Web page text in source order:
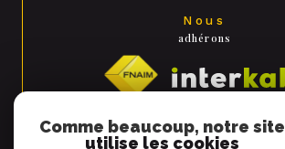
Nous
adhérons
Comme beaucoup, notre site
utilise les cookies